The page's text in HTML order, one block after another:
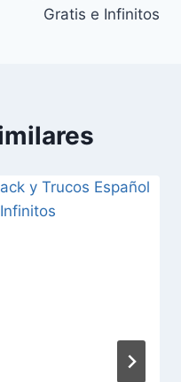
Gratis e Infinitos